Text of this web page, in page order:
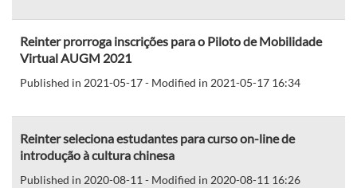
Reinter prorroga inscrições para o Piloto de Mobilidade
Virtual AUGM 2021
Published in 2021-05-17 - Modified in 2021-05-17 16:34
Reinter seleciona estudantes para curso on-line de
introdução à cultura chinesa
Published in 2020-08-11 - Modified in 2020-08-11 16:26